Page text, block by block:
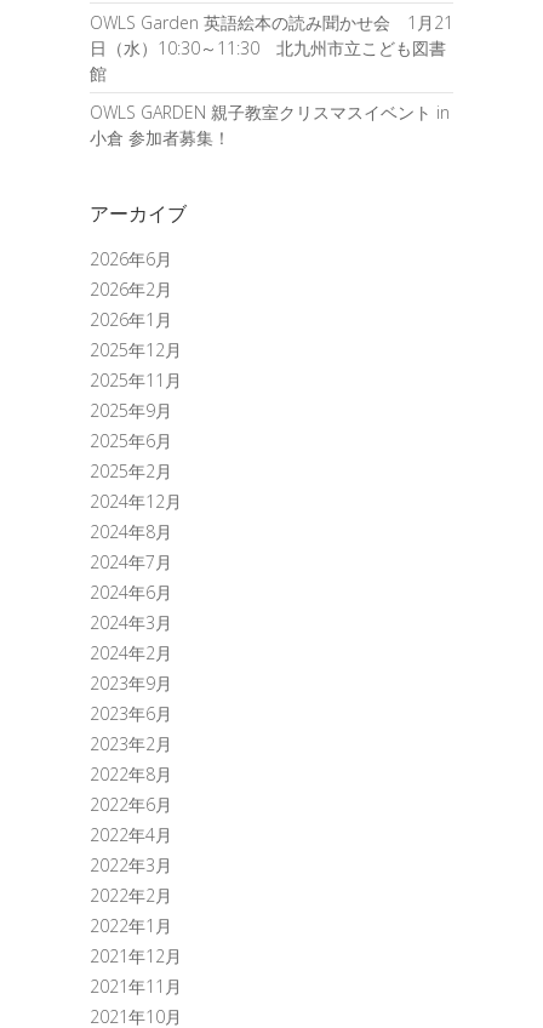
OWLS Garden 英語絵本の読み聞かせ会 1月21
日（水）10:30～11:30 北九州市立こども図書
館
OWLS GARDEN 親子教室クリスマスイベント in
小倉 参加者募集！
アーカイブ
2026年6月
2026年2月
2026年1月
2025年12月
2025年11月
2025年9月
2025年6月
2025年2月
2024年12月
2024年8月
2024年7月
2024年6月
2024年3月
2024年2月
2023年9月
2023年6月
2023年2月
2022年8月
2022年6月
2022年4月
2022年3月
2022年2月
2022年1月
2021年12月
2021年11月
2021年10月